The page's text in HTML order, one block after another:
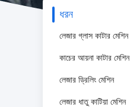
ধরন
লেজার গ্লাস কাটার মেশিন
কাচের আয়না কাটার মেশিন
লেজার ড্রিলিং মেশিন
লেজার ধাতু কাটিয়া মেশিন